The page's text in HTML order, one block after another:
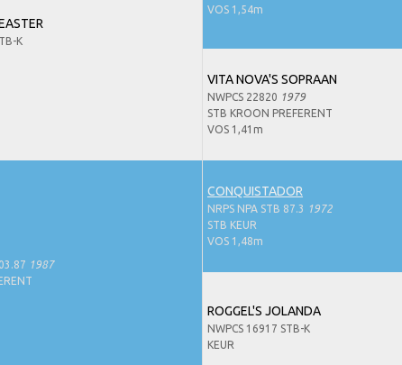
K
VOS 1,54m
VITA NOVA'S SOPRAAN
NWPCS 22820 1979
STB KROON PREFERENT
VOS 1,41m
1987
CONQUISTADOR
NRPS NPA STB 87.3
1972
STB KEUR
VOS 1,48m
ROGGEL'S JOLANDA
NWPCS 16917 STB-K
KEUR